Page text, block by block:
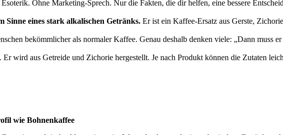
Ohne Marketing-Sprech. Nur die Fakten, die dir helfen, eine bessere
eines stark alkalischen Getränks. Er ist ein Kaffee-Ersatz aus Gerste,
bekömmlicher als normaler Kaffee. Genau deshalb denken viele: „Dann muss
. Er wird aus Getreide und Zichorie hergestellt. Je nach Produkt können die Zutaten
wie Bohnenkaffee